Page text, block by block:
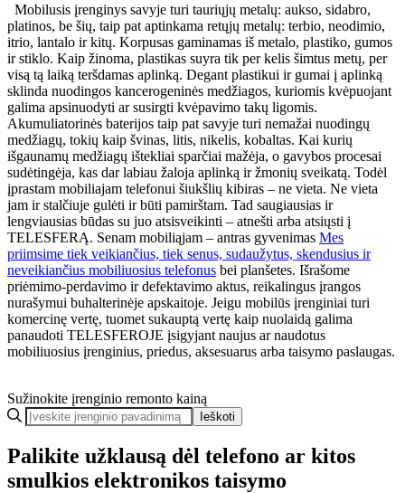
Mobilusis įrenginys savyje turi tauriųjų metalų: aukso, sidabro,
platinos, be šių, taip pat aptinkama retųjų metalų: terbio, neodimio,
itrio, lantalo ir kitų. Korpusas gaminamas iš metalo, plastiko, gumos
ir stiklo. Kaip žinoma, plastikas suyra tik per kelis šimtus metų, per
visą tą laiką teršdamas aplinką. Degant plastikui ir gumai į aplinką
sklinda nuodingos kancerogeninės medžiagos, kuriomis kvėpuojant
galima apsinuodyti ar susirgti kvėpavimo takų ligomis.
Akumuliatorinės baterijos taip pat savyje turi nemažai nuodingų
medžiagų, tokių kaip švinas, litis, nikelis, kobaltas. Kai kurių
išgaunamų medžiagų ištekliai sparčiai mažėja, o gavybos procesai
sudėtingėja, kas dar labiau žaloja aplinką ir žmonių sveikatą. Todėl
įprastam mobiliajam telefonui šiukšlių kibiras – ne vieta. Ne vieta
jam ir stalčiuje gulėti ir būti pamirštam. Tad saugiausias ir
lengviausias būdas su juo atsisveikinti – atnešti arba atsiųsti į
TELESFERĄ. Senam mobiliąjam – antras gyvenimas Mes
priimsime tiek veikiančius, tiek senus, sudaužytus, skendusius ir
neveikiančius mobiliuosius telefonus bei planšetes. Išrašome
priėmimo-perdavimo ir defektavimo aktus, reikalingus įrangos
nurašymui buhalterinėje apskaitoje. Jeigu mobilūs įrenginiai turi
komercinę vertę, tuomet sukauptą vertę kaip nuolaidą galima
panaudoti TELESFEROJE įsigyjant naujus ar naudotus
mobiliuosius įrenginius, priedus, aksesuarus arba taisymo paslaugas.
Sužinokite įrenginio remonto kainą
Ieškoti
Palikite užklausą dėl telefono ar kitos
smulkios elektronikos taisymo